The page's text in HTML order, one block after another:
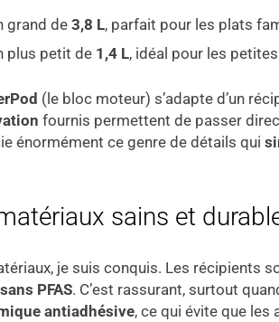
grand de 3,8 L, parfait pour les plats
plus petit de 1,4 L, idéal pour les
(le bloc moteur) s’adapte d’un
fournis permettent de passer
énormément ce genre de détails qui
sains et
je suis conquis. Les récipients
sans PFAS. C’est rassurant, surtout
antiadhésive, ce qui évite que